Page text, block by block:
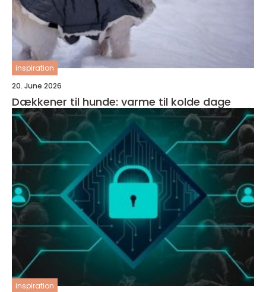
inspiration
20. June 2026
Dækkener til hunde: varme til kolde dage
inspiration